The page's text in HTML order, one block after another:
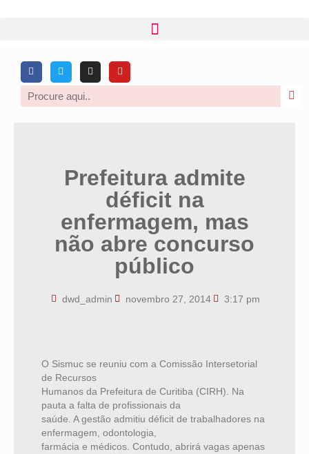
Prefeitura admite
déficit na
enfermagem, mas
não abre concurso
público
dwd_admin novembro 27, 2014 3:17 pm
O Sismuc se reuniu com a Comissão Intersetorial
de Recursos
Humanos da Prefeitura de Curitiba (CIRH). Na
pauta a falta de profissionais da
saúde. A gestão admitiu déficit de trabalhadores na
enfermagem, odontologia,
farmácia e médicos. Contudo, abrirá vagas apenas